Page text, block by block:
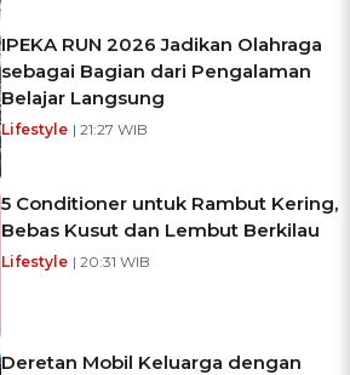
IPEKA RUN 2026 Jadikan Olahraga
sebagai Bagian dari Pengalaman
Belajar Langsung
Lifestyle | 21:27 WIB
5 Conditioner untuk Rambut Kering,
Bebas Kusut dan Lembut Berkilau
Lifestyle | 20:31 WIB
Deretan Mobil Keluarga dengan